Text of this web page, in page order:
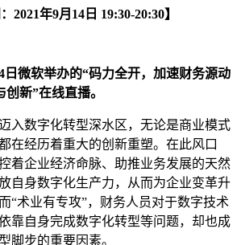
2021年9月14日 19:30-20:30】
日微软举办的“码力全开，加速财务源动
新”在线直播。
入数字化转型深水区，无论是商业模式
在经历着重大的创新重塑。在此风口
着企业经济命脉、助推业务发展的天然
自身数字化生产力，从而为企业变革升
“术业有专攻”，财务人员对于数字技术
靠自身完成数字化转型等问题，却也成
脚步的重要因素。